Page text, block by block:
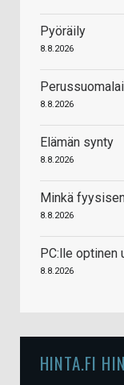
Pyöräily
8.8.2026
8.8.2026
Elämän synty
8.8.2026
Minkä
8.8.2026
PC:lle optinen
8.8.2026
HINTA.FI